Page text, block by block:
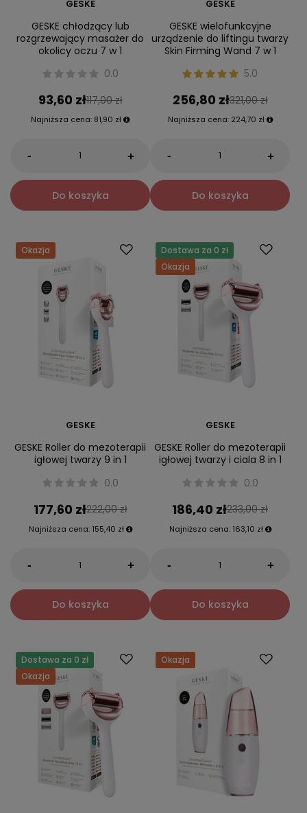
GESKE
GESKE chłodzący lub
rozgrzewający masażer do
okolicy oczu 7 w 1
0.0
93,60 zł117,00 zł
Najniższa cena: 81,90 zł
- +
Do koszyka
GESKE
GESKE wielofunkcyjne
urządzenie do liftingu twarzy
Skin Firming Wand 7 w 1
5.0
256,80 zł321,00 zł
Najniższa cena: 224,70 zł
- +
Do koszyka
Okazja
GESKE
GESKE Roller do mezoterapii
igłowej twarzy 9 in 1
0.0
177,60 zł222,00 zł
Najniższa cena: 155,40 zł
- +
Do koszyka
Dostawa za 0 zł
Okazja
GESKE
GESKE Roller do mezoterapii
igłowej twarzy i ciala 8 in 1
0.0
186,40 zł233,00 zł
Najniższa cena: 163,10 zł
- +
Do koszyka
Dostawa za 0 zł
Okazja
Okazja